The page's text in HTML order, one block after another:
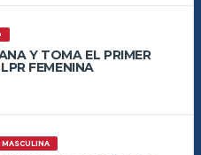
Y TOMA EL PRIMER
FEMENINA
MASCULINA